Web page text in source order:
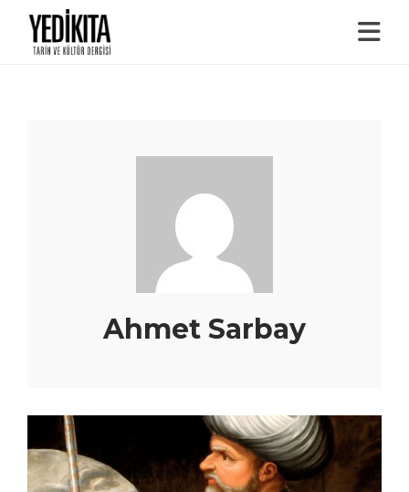
Ahmet Sarbay